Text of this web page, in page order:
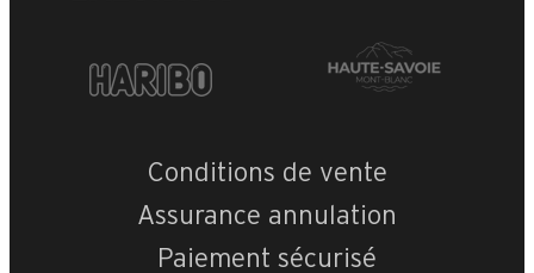
Conditions de vente
Assurance annulation
Paiement sécurisé